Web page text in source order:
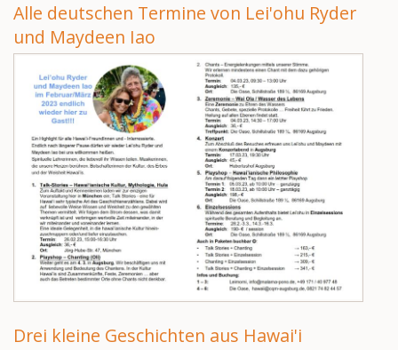
Alle deutschen Termine von Lei'ohu Ryder
und Maydeen Iao
Drei kleine Geschichten aus Hawai'i